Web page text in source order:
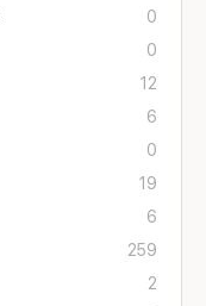
0
0
12
6
0
19
6
259
2